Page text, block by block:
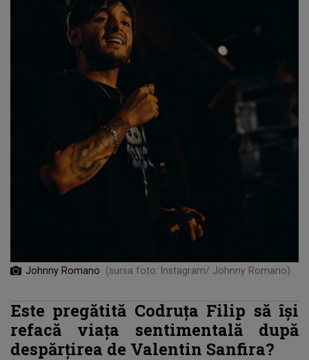
Johnny Romano (sursa foto: Instagram/ Johnny Romano)
Este pregătită Codruța Filip să își
refacă viața sentimentală după
despărțirea de Valentin Sanfira?